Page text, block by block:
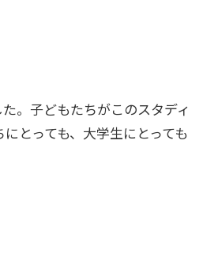
。子どもたちがこのスタディ
とっても、大学生にとっても